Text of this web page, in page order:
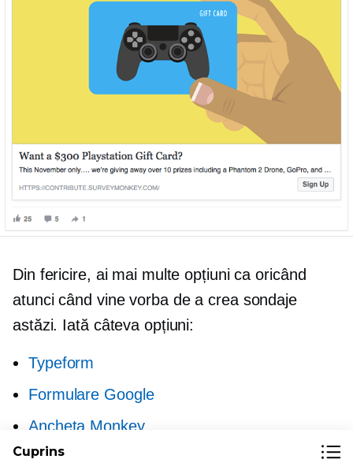
Din fericire, ai mai multe opțiuni ca oricând
atunci când vine vorba de a crea sondaje
astăzi. Iată câteva opțiuni:
Typeform
Formulare Google
Ancheta Monkey
Sondaj Gizmo
Cuprins